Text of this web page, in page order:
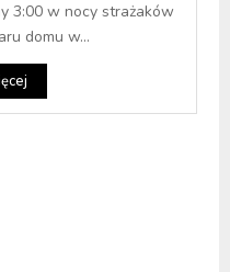
3:00 w nocy strażaków
domu w...